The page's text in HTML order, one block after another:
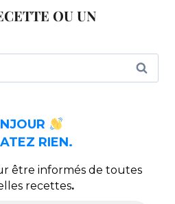
OU UN
RIEN.
être informés de toutes
recettes.